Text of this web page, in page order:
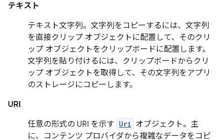
テキスト
テキスト文字列。文字列をコピーするには、文字列
を直接クリップ オブジェクトに配置して、そのクリ
ップ オブジェクトをクリップボードに配置します。
文字列を貼り付けるには、クリップボードからクリ
ップ オブジェクトを取得して、その文字列をアプリ
のストレージにコピーします。
URI
任意の形式の URI を示す Uri オブジェクト。主
に、コンテンツ プロバイダから複雑なデータをコピ